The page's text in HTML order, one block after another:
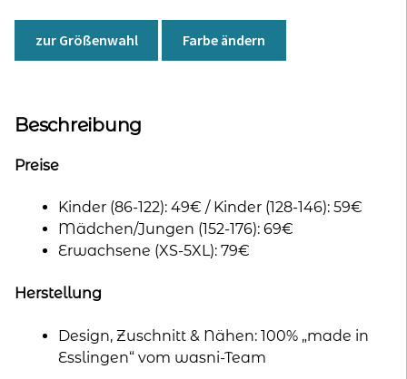
zur Größenwahl Farbe ändern
Beschreibung
Preise
Kinder (86-122): 49€ / Kinder (128-146): 59€
Mädchen/Jungen (152-176): 69€
Erwachsene (XS-5XL): 79€
Herstellung
Design, Zuschnitt & Nähen: 100% „made in
Esslingen“ vom wasni-Team